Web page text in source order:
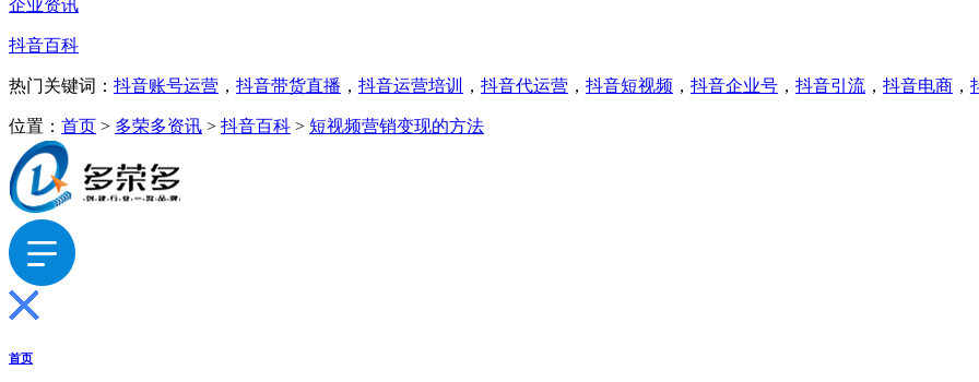
企业资讯
抖音百科
热门关键词： 抖音账号运营 ， 抖音带货直播 ， 抖音运营培训 ， 抖音代运营 ， 抖音短视频 ， 抖音企业号 ， 抖音引流 ， 抖音电商 ，
位置： 首页 > 多荣多资讯 > 抖音百科 > 短视频营销变现的方法
首页